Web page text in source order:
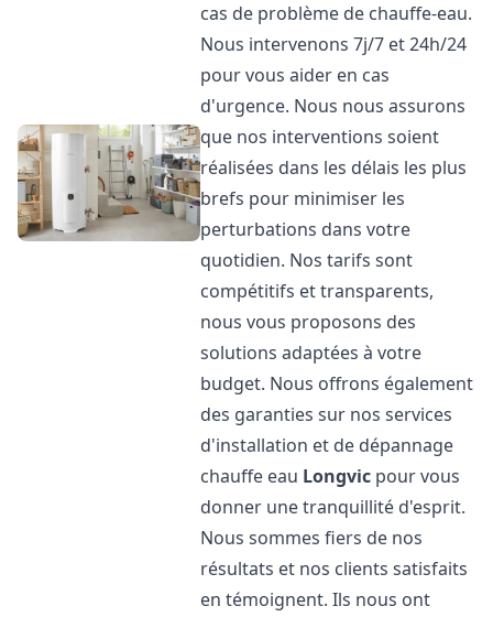
cas de problème de chauffe-eau.
Nous intervenons 7j/7 et 24h/24
pour vous aider en cas
d'urgence. Nous nous assurons
que nos interventions soient
réalisées dans les délais les plus
brefs pour minimiser les
perturbations dans votre
quotidien. Nos tarifs sont
compétitifs et transparents,
nous vous proposons des
solutions adaptées à votre
budget. Nous offrons également
des garanties sur nos services
d'installation et de dépannage
chauffe eau Longvic pour vous
donner une tranquillité d'esprit.
Nous sommes fiers de nos
résultats et nos clients satisfaits
en témoignent. Ils nous ont